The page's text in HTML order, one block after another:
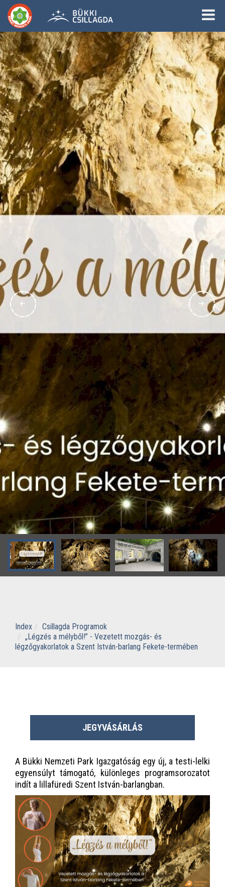
Index
Csillagda Programok
„Légzés a mélyből!” - Vezetett mozgás- és
légzőgyakorlatok a Szent István-barlang Fekete-termében
JEGYVÁSÁRLÁS
A Bükki Nemzeti Park Igazgatóság egy új, a testi-lelki
egyensúlyt támogató, különleges programsorozatot
indít a lillafüredi Szent István-barlangban.